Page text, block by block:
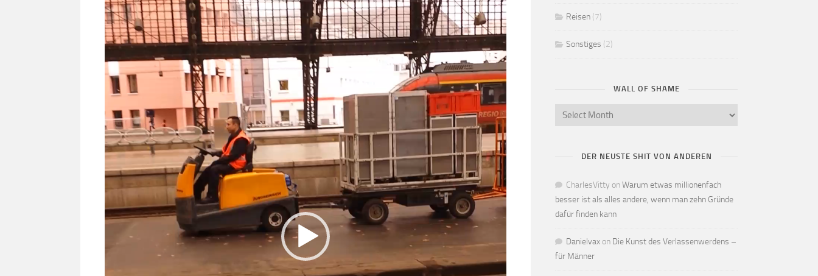
Reisen (7)
Sonstiges (2)
WALL OF SHAME
DER NEUSTE SHIT VON ANDEREN
CharlesVitty onWarum etwas millionenfach
besser ist als alles andere, wenn man zehn Gründe
dafür finden kann
Danielvax on Die Kunst des Verlassenwerdens –
für Männer